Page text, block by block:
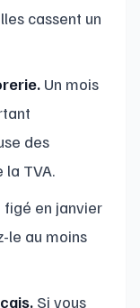
cassent un
Un mois
des
TVA.
figé en janvier
le au moins
Si vous